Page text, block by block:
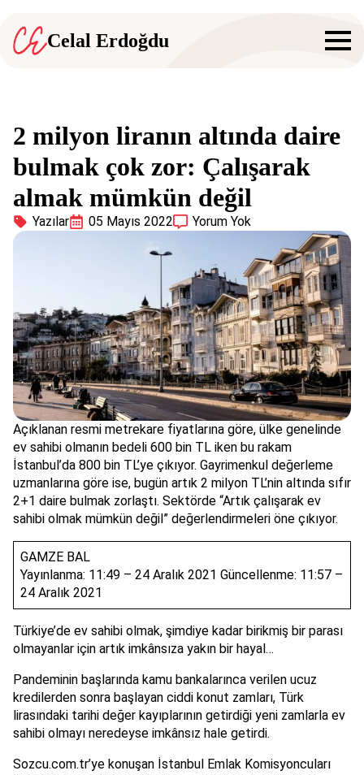
Celal Erdoğdu
2 milyon liranın altında daire
bulmak çok zor: Çalışarak
almak mümkün değil
Yazılar 05 Mayıs 2022 Yorum Yok
Açıklanan resmi metrekare fiyatlarına göre, ülke genelinde
ev sahibi olmanın bedeli 600 bin TL iken bu rakam
İstanbul’da 800 bin TL’ye çıkıyor. Gayrimenkul değerleme
uzmanlarına göre ise, bugün artık 2 milyon TL’nin altında sıfır
2+1 daire bulmak zorlaştı. Sektörde “Artık çalışarak ev
sahibi olmak mümkün değil” değerlendirmeleri öne çıkıyor.
GAMZE BAL
Yayınlanma: 11:49 – 24 Aralık 2021 Güncellenme: 11:57 –
24 Aralık 2021
Türkiye’de ev sahibi olmak, şimdiye kadar birikmiş bir parası
olmayanlar için artık imkânsıza yakın bir hayal…
Pandeminin başlarında kamu bankalarınca verilen ucuz
kredilerden sonra başlayan ciddi konut zamları, Türk
lirasındaki tarihi değer kayıplarının getirdiği yeni zamlarla ev
sahibi olmayı neredeyse imkânsız hale getirdi.
Sozcu.com.tr’ye konuşan İstanbul Emlak Komisyoncuları